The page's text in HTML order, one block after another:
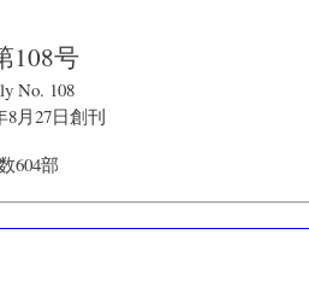
108号
No. 108
8月27日創刊
604部